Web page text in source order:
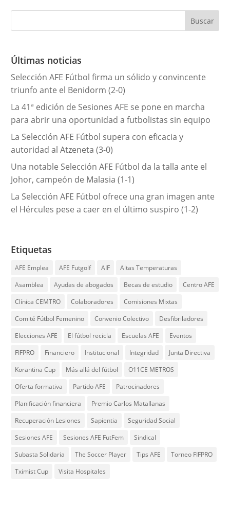
g
r
a
s
Últimas noticias
Selección AFE Fútbol firma un sólido y convincente
triunfo ante el Benidorm (2-0)
La 41ª edición de Sesiones AFE se pone en marcha
para abrir una oportunidad a futbolistas sin equipo
La Selección AFE Fútbol supera con eficacia y
autoridad al Atzeneta (3-0)
Una notable Selección AFE Fútbol da la talla ante el
Johor, campeón de Malasia (1-1)
La Selección AFE Fútbol ofrece una gran imagen ante
el Hércules pese a caer en el último suspiro (1-2)
Etiquetas
AFE Emplea AFE Futgolf AIF
Altas Temperaturas
Asamblea
Ayudas de abogados Becas de estudio
Centro AFE
Clínica CEMTRO
Colaboradores
Comisiones Mixtas
Comité Fútbol Femenino
Convenio Colectivo
Desfibriladores
Elecciones AFE
El fútbol recicla Escuelas AFE
Eventos
FIFPRO
Financiero Institucional Integridad
Junta Directiva
Korantina Cup
Más allá del fútbol
O11CE METROS
Oferta formativa
Partido AFE
Patrocinadores
Planificación financiera
Premio Carlos Matallanas
Recuperación Lesiones
Sapientia
Seguridad Social
Sesiones AFE
Sesiones AFE FutFem
Sindical
Subasta Solidaria
The Soccer Player Tips AFE
Torneo FIFPRO
Tximist Cup
Visita Hospitales